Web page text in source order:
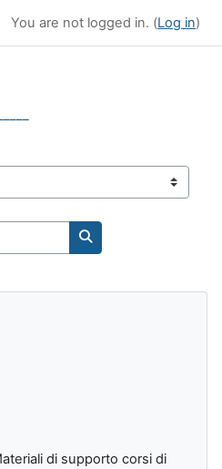
You are not logged in. (Log in)
Search courses
di supporto corsi di